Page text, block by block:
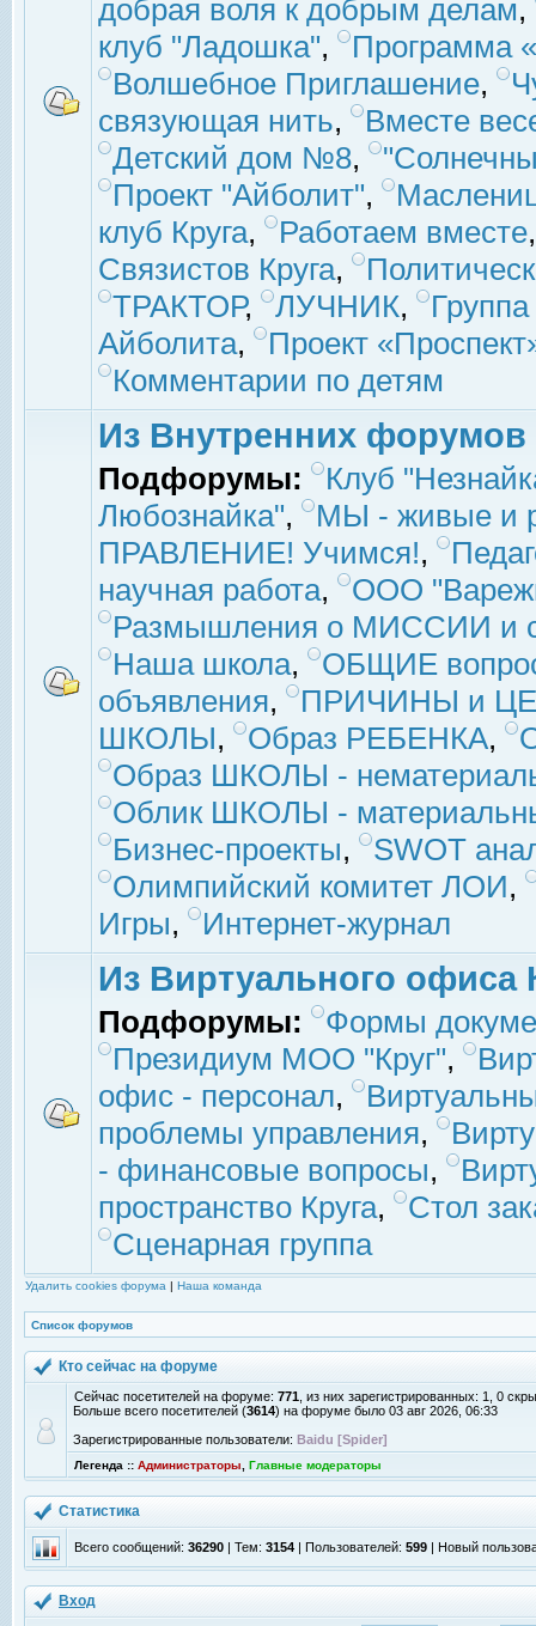
добрая воля к добрым делам,
клуб "Ладошка",
Программа
Волшебное Приглашение,
связующая нить,
Вместе
Детский дом №8,
Проект "Айболит",
клуб Круга, Работаем вместе
Связистов Круга,
ТРАКТОР, ЛУЧНИК,
Айболита,
Проект
Комментарии по детям
Из Внутренних форумов
Подфорумы:
Клуб
Любознайка",
МЫ - живые и
ПРАВЛЕНИЕ! Учимся!,
научная работа,
ООО
Размышления о МИССИИ и
Наша школа,
ОБЩИЕ
объявления,
ПРИЧИНЫ и
ШКОЛЫ, Образ РЕБЕНКА,
Образ ШКОЛЫ -
Облик ШКОЛЫ -
Бизнес-проекты,
SWOT
Олимпийский комитет ЛОИ,
Игры, Интернет-журнал
Из Виртуального офиса
Подфорумы:
Формы
Президиум МОО "Круг",
офис - персонал,
проблемы управления,
- финансовые вопросы,
пространство Круга,
Стол
Сценарная группа
Удалить cookies форума | Наша команда
Список форумов
Кто сейчас на форуме
Сейчас посетителей на форуме: 771 , из них зарегистрированных: 1, 0
Больше всего посетителей (3614) на форуме было 03 авг 2026, 06:33
Зарегистрированные пользователи: Baidu [Spider]
Легенда :: Администраторы Главные модераторы
Статистика
Всего сообщений: 36290 | Тем: 3154 | Пользователей: 599 | Новый
Вход